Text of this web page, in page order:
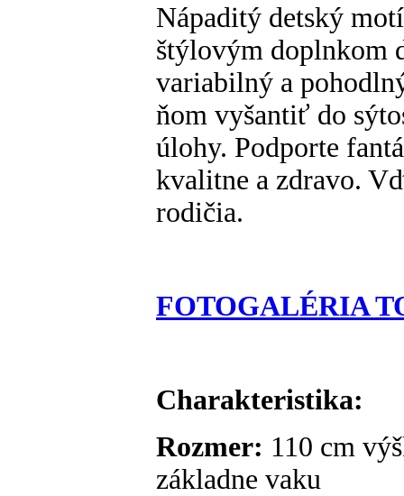
Nápaditý detský
štýlovým doplnkom
variabilný a
ňom vyšantiť do
úlohy. Podporte
kvalitne a zdravo.
rodičia.
FOTOGALÉRIA
Charakteristika:
Rozmer: 110 cm
základne vaku